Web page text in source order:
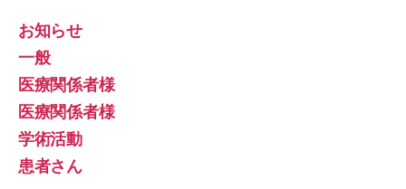
お知らせ
一般
医療関係者様
医療関係者様
学術活動
患者さん